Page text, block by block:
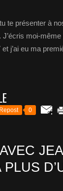
te présenter à
moi-
j’ai eu ma
Repost 0